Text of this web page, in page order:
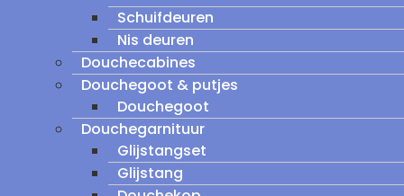
Schuifdeuren
Nis deuren
Douchecabines
Douchegoot & putjes
Douchegoot
Douchegarnituur
Glijstangset
Glijstang